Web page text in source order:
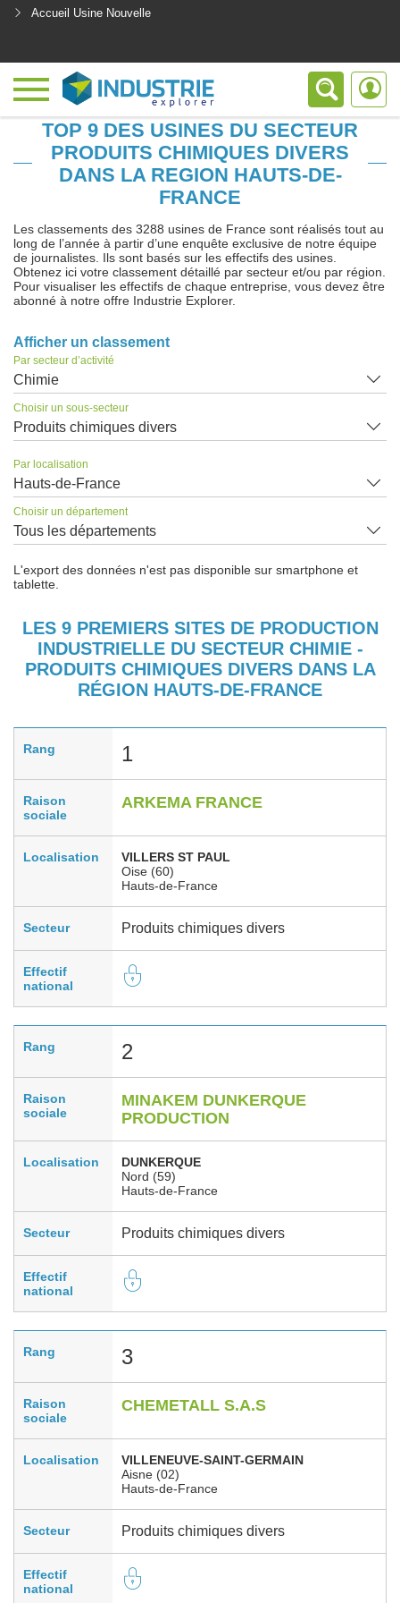
Accueil Usine Nouvelle
TOP 9 DES USINES DU SECTEUR
PRODUITS CHIMIQUES DIVERS
DANS LA REGION HAUTS-DE-
FRANCE
Les classements des 3288 usines de France sont réalisés tout au
long de l’année à partir d’une enquête exclusive de notre équipe
de journalistes. Ils sont basés sur les effectifs des usines.
Obtenez ici votre classement détaillé par secteur et/ou par région.
Pour visualiser les effectifs de chaque entreprise, vous devez être
abonné à notre offre Industrie Explorer.
Afficher un classement
Par secteur d’activité
Chimie
Choisir un sous-secteur
Produits chimiques divers
Par localisation
Hauts-de-France
Choisir un département
Tous les départements
L'export des données n'est pas disponible sur smartphone et
tablette.
LES 9 PREMIERS SITES DE PRODUCTION
INDUSTRIELLE DU SECTEUR CHIMIE -
PRODUITS CHIMIQUES DIVERS DANS LA
RÉGION HAUTS-DE-FRANCE
Rang 1
Raison
sociale
ARKEMA FRANCE
Localisation
VILLERS ST PAUL
Oise (60)
Hauts-de-France
Secteur Produits chimiques divers
Effectif
national
Rang 2
Raison
sociale
MINAKEM DUNKERQUE
PRODUCTION
Localisation
DUNKERQUE
Nord (59)
Hauts-de-France
Secteur Produits chimiques divers
Effectif
national
Rang 3
Raison
sociale
CHEMETALL S.A.S
Localisation
VILLENEUVE-SAINT-GERMAIN
Aisne (02)
Hauts-de-France
Secteur Produits chimiques divers
Effectif
national